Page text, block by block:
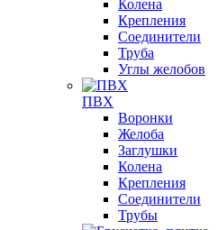
Колена
Крепления
Соединители
Труба
Углы желобов
ПВХ
Воронки
Желоба
Заглушки
Колена
Крепления
Соединители
Трубы